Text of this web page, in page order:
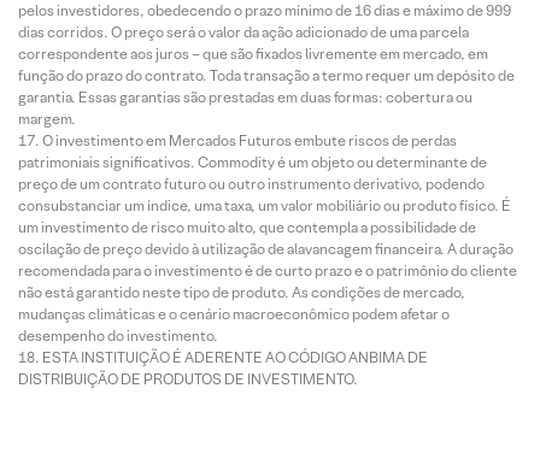
pelos investidores, obedecendo o prazo mínimo de 16 dias e máximo de 999
dias corridos. O preço será o valor da ação adicionado de uma parcela
correspondente aos juros – que são fixados livremente em mercado, em
função do prazo do contrato. Toda transação a termo requer um depósito de
garantia. Essas garantias são prestadas em duas formas: cobertura ou
margem.
O investimento em Mercados Futuros embute riscos de perdas
patrimoniais significativos. Commodity é um objeto ou determinante de
preço de um contrato futuro ou outro instrumento derivativo, podendo
consubstanciar um índice, uma taxa, um valor mobiliário ou produto físico. É
um investimento de risco muito alto, que contempla a possibilidade de
oscilação de preço devido à utilização de alavancagem financeira. A duração
recomendada para o investimento é de curto prazo e o patrimônio do cliente
não está garantido neste tipo de produto. As condições de mercado,
mudanças climáticas e o cenário macroeconômico podem afetar o
desempenho do investimento.
ESTA INSTITUIÇÃO É ADERENTE AO CÓDIGO ANBIMA DE
DISTRIBUIÇÃO DE PRODUTOS DE INVESTIMENTO.